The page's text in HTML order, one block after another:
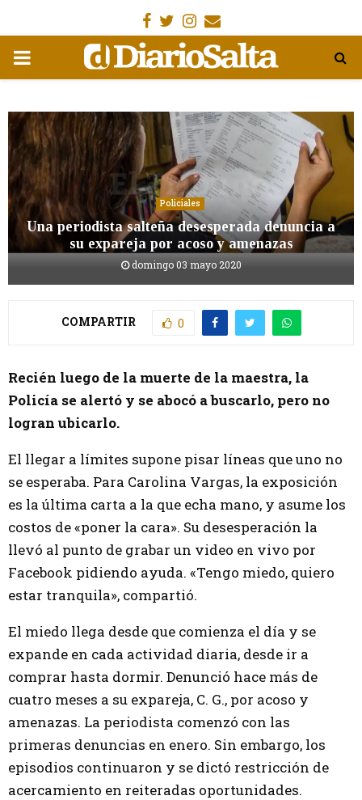
Facebook
Gorjeo
Instagram
Email
MENÚ
Policiales
Una periodista salteña desesperada denuncia a
su expareja por acoso y amenazas
domingo 03 mayo 2020
COMPARTIR 0
Recién luego de la muerte de la maestra, la
Policía se alertó y se abocó a buscarlo, pero no
logran ubicarlo.
El llegar a límites supone pisar líneas que uno no
se esperaba. Para Carolina Vargas, la exposición
es la última carta a la que echa mano, y asume los
costos de «poner la cara». Su desesperación la
llevó al punto de grabar un video en vivo por
Facebook pidiendo ayuda. «Tengo miedo, quiero
estar tranquila», compartió.
El miedo llega desde que comienza el día y se
expande en cada actividad diaria, desde ir a
comprar hasta dormir. Denunció hace más de
cuatro meses a su expareja, C. G., por acoso y
amenazas. La periodista comenzó con las
primeras denuncias en enero. Sin embargo, los
episodios continuaron y se dictó restricción de
acercamiento en reiteradas oportunidades.